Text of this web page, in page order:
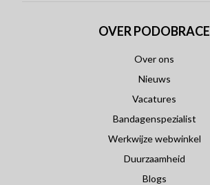
OVER PODOBRACE
Over ons
Nieuws
Vacatures
Bandagenspezialist
Werkwijze webwinkel
Duurzaamheid
Blogs